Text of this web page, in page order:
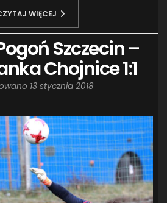
WIĘCEJ
Szczecin –
Chojnice 1:1
13 stycznia 2018